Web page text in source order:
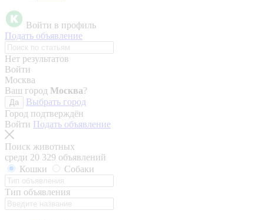
Войти в профиль
Подать объявление
Нет результатов
Войти
Москва
Ваш город Москва?
Да
Выбрать город
Город подтверждён
Войти Подать объявление
Поиск животных
среди 20 329 объявлений
Кошки
Собаки
Тип объявления